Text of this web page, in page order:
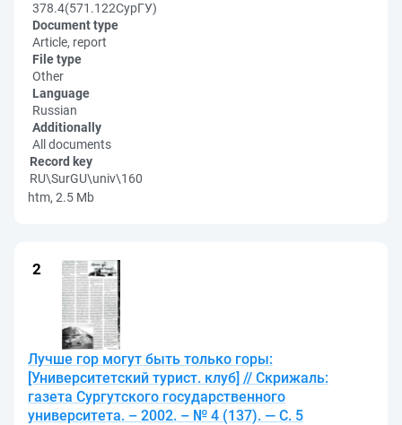
378.4(571.122СурГУ)
Document type
Article, report
File type
Other
Language
Russian
Additionally
All documents
Record key
RU\SurGU\univ\160
htm, 2.5 Mb
Лучше гор могут быть только горы:
[Университетский турист. клуб] // Скрижаль:
газета Сургутского государственного
университета. – 2002. – № 4 (137). — С. 5